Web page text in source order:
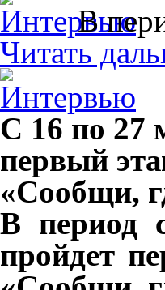
В
Читать
С 16 по 27
первый
«Сообщи,
В период
пройдет